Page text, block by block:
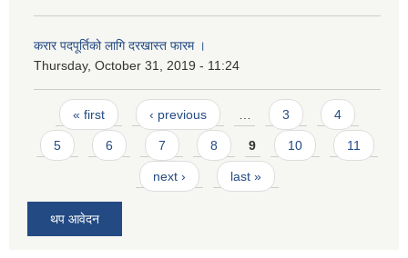
करार पदपूर्तिको लागि दरखास्त फारम ।
Thursday, October 31, 2019 - 11:24
Pages
« first ‹ previous … 3 4
5 6 7 8 9 10 11
next › last »
थप आवेदन